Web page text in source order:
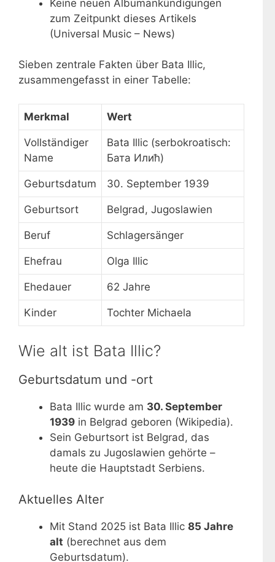
Keine neuen Albumankündigungen
zum Zeitpunkt dieses Artikels
(Universal Music – News)
Sieben zentrale Fakten über Bata Illic,
zusammengefasst in einer Tabelle:
Merkmal Wert
Vollständiger
Name
Bata Illic (serbokroatisch:
Бата Илић)
Geburtsdatum 30. September 1939
Geburtsort Belgrad, Jugoslawien
Beruf Schlagersänger
Ehefrau Olga Illic
Ehedauer 62 Jahre
Kinder Tochter Michaela
Wie alt ist Bata Illic?
Geburtsdatum und -ort
Bata Illic wurde am 30. September
1939 in Belgrad geboren (Wikipedia).
Sein Geburtsort ist Belgrad, das
damals zu Jugoslawien gehörte –
heute die Hauptstadt Serbiens.
Aktuelles Alter
Mit Stand 2025 ist Bata Illic 85 Jahre
alt (berechnet aus dem
Geburtsdatum).